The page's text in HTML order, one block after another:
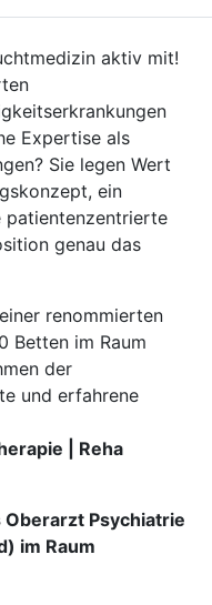
aktiv mit!
Expertise als
Sie legen Wert
ein
patientenzentrierte
genau das
renommierten
Betten im Raum
der
und erfahrene
| Reha
Psychiatrie
im Raum